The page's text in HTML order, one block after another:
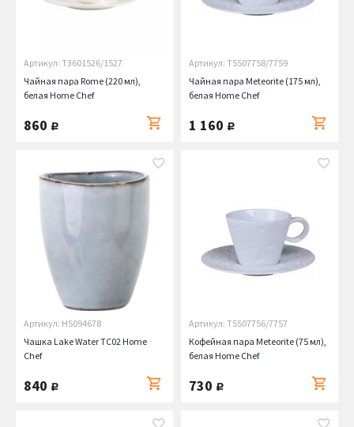
Артикул: T3601526/1527
Чайная пара Rome (220 мл),
белая Home Chef
860 руб.
Артикул: T5507758/7759
Чайная пара Meteorite (175 мл),
белая Home Chef
1 160 руб.
Артикул: HS094678
Чашка Lake Water TC02 Home
Chef
840 руб.
Артикул: T5507756/7757
Кофейная пара Meteorite (75 мл),
белая Home Chef
730 руб.